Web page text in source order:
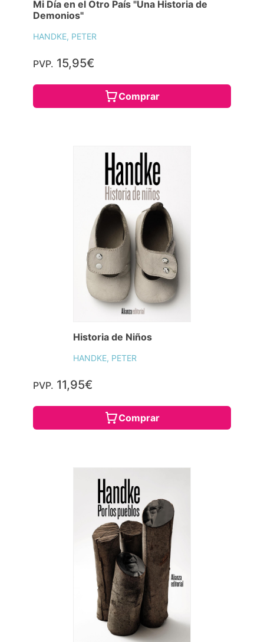
Mi Día en el Otro País "Una Historia de
Demonios"
HANDKE, PETER
PVP. 15,95€
Comprar
Historia de Niños
HANDKE, PETER
PVP. 11,95€
Comprar